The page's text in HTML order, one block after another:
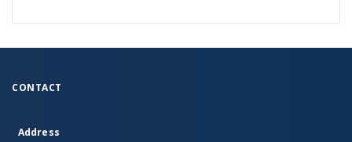
CONTACT
Address